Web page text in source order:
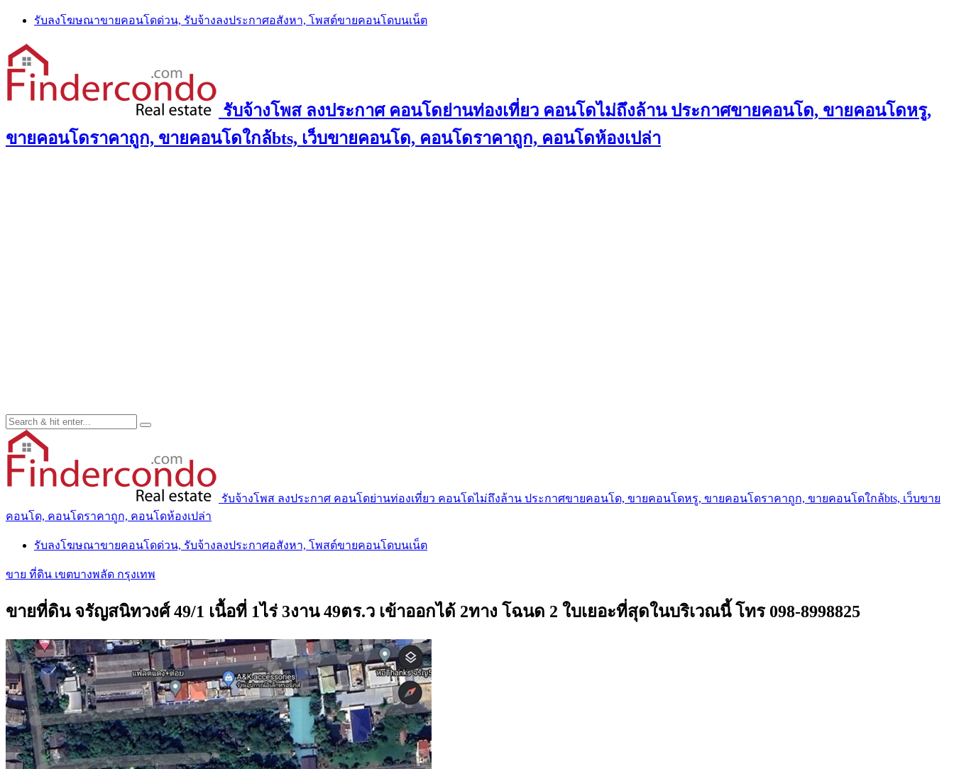
Skip
content
รับลงโฆษณาขายคอนโดด่วน, รับจ้างลงประกาศอสังหา, โพสต์ขายคอนโดบนเน็ต
รับจ้างโพส ลงประกาศ คอนโดย่านท่องเที่ยว คอนโดไม่ถึงล้าน ประกาศขายคอนโด, ขายคอนโดหรู,
ขายคอนโดราคาถูก, ขายคอนโดใกล้bts, เว็บขายคอนโด, คอนโดราคาถูก, คอนโดห้องเปล่า
รับจ้างโพส ลงประกาศ คอนโดย่านท่องเที่ยว คอนโดไม่ถึงล้าน ประกาศขายคอนโด, ขายคอนโดหรู, ขายคอนโดราคาถูก, ขายคอนโดใกล้bts, เว็บขาย
คอนโด, คอนโดราคาถูก, คอนโดห้องเปล่า
รับลงโฆษณาขายคอนโดด่วน, รับจ้างลงประกาศอสังหา, โพสต์ขายคอนโดบนเน็ต
ขาย ที่ดิน เขตบางพลัด กรุงเทพ
ขายที่ดิน จรัญสนิทวงศ์ 49/1 เนื้อที่ 1ไร่ 3งาน 49ตร.ว เข้าออกได้ 2ทาง โฉนด 2 ใบเยอะที่สุดในบริเวณนี้ โทร 098-8998825